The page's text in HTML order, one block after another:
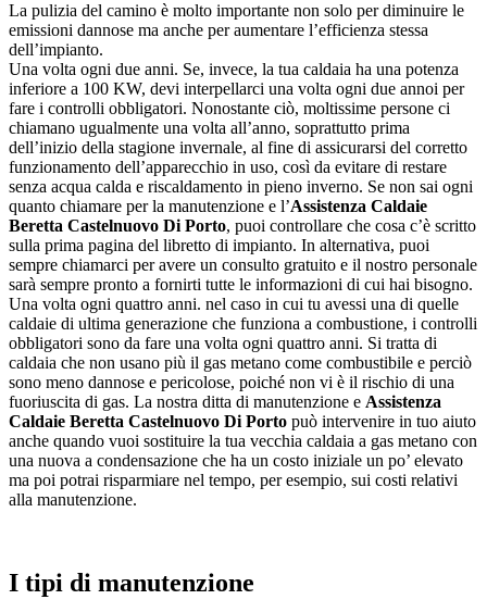
La pulizia del camino è molto importante non solo per diminuire le
emissioni dannose ma anche per aumentare l’efficienza stessa
dell’impianto.
Una volta ogni due anni. Se, invece, la tua caldaia ha una potenza
inferiore a 100 KW, devi interpellarci una volta ogni due annoi per
fare i controlli obbligatori. Nonostante ciò, moltissime persone ci
chiamano ugualmente una volta all’anno, soprattutto prima
dell’inizio della stagione invernale, al fine di assicurarsi del corretto
funzionamento dell’apparecchio in uso, così da evitare di restare
senza acqua calda e riscaldamento in pieno inverno. Se non sai ogni
quanto chiamare per la manutenzione e l’Assistenza Caldaie
Beretta Castelnuovo Di Porto, puoi controllare che cosa c’è scritto
sulla prima pagina del libretto di impianto. In alternativa, puoi
sempre chiamarci per avere un consulto gratuito e il nostro personale
sarà sempre pronto a fornirti tutte le informazioni di cui hai bisogno.
Una volta ogni quattro anni. nel caso in cui tu avessi una di quelle
caldaie di ultima generazione che funziona a combustione, i controlli
obbligatori sono da fare una volta ogni quattro anni. Si tratta di
caldaia che non usano più il gas metano come combustibile e perciò
sono meno dannose e pericolose, poiché non vi è il rischio di una
fuoriuscita di gas. La nostra ditta di manutenzione e Assistenza
Caldaie Beretta Castelnuovo Di Porto può intervenire in tuo aiuto
anche quando vuoi sostituire la tua vecchia caldaia a gas metano con
una nuova a condensazione che ha un costo iniziale un po’ elevato
ma poi potrai risparmiare nel tempo, per esempio, sui costi relativi
alla manutenzione.
I tipi di manutenzione